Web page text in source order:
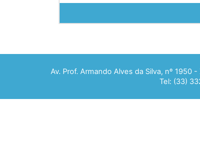
Av. Prof. Armando Alves da Silva, nº
Tel: (33)